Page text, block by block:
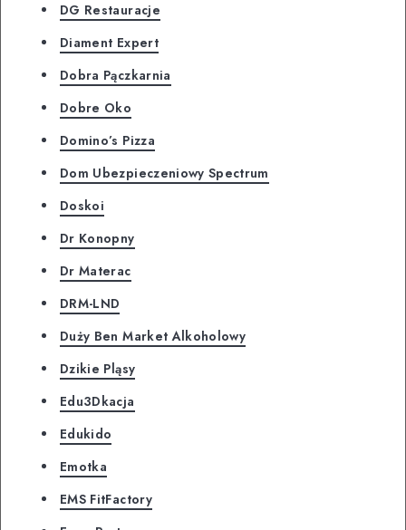
DG Restauracje
Diament Expert
Dobra Pączkarnia
Dobre Oko
Domino’s Pizza
Dom Ubezpieczeniowy Spectrum
Doskoi
Dr Konopny
Dr Materac
DRM-LND
Duży Ben Market Alkoholowy
Dzikie Pląsy
Edu3Dkacja
Edukido
Emotka
EMS FitFactory